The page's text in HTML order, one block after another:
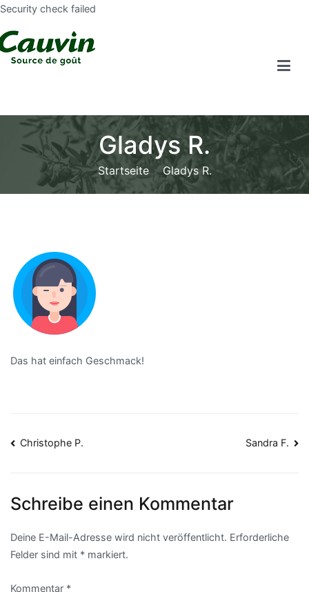
Security check failed
Gladys R.
Startseite Gladys R.
Das hat einfach Geschmack!
Christophe P. Sandra F.
Schreibe einen Kommentar
Deine E-Mail-Adresse wird nicht veröffentlicht. Erforderliche
Felder sind mit * markiert.
Kommentar *